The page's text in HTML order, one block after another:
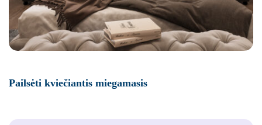
Pailsėti kviečiantis miegamasis